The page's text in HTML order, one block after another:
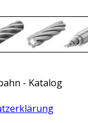
- Katalog